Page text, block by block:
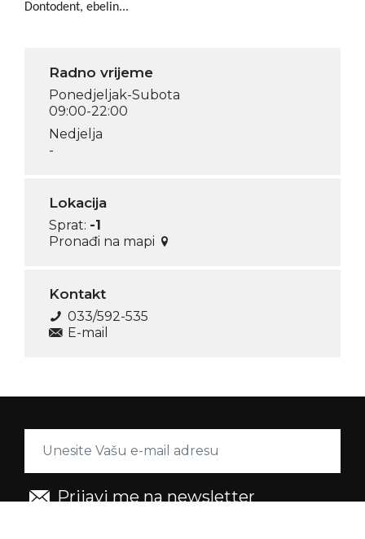
Dontodent, ebelin...
Radno vrijeme
Ponedjeljak-Subota
09:00-22:00
Nedjelja
-
Lokacija
Sprat: -1
Pronađi na mapi
Kontakt
033/592-535
E-mail
Prijavi me na newsletter